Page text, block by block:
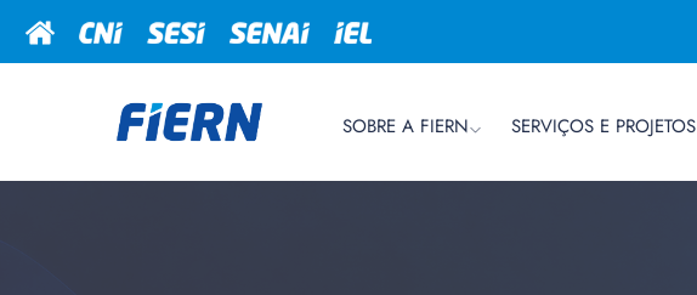
SOBRE A FIERN SERVIÇOS E PROJETOS